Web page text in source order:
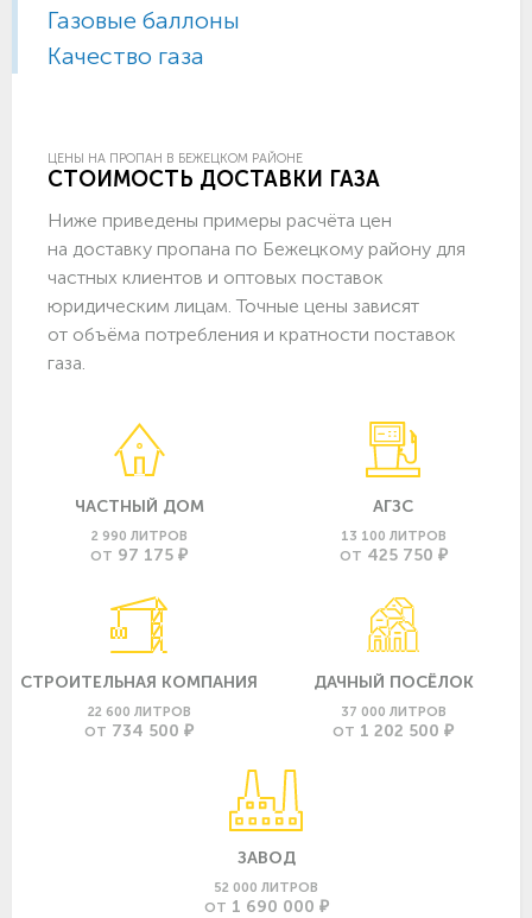
Газовые баллоны
Качество газа
ЦЕНЫ НА ПРОПАН В БЕЖЕЦКОМ РАЙОНЕ
СТОИМОСТЬ ДОСТАВКИ ГАЗА
Ниже приведены примеры расчёта цен
на доставку пропана по Бежецкому району для
частных клиентов и оптовых поставок
юридическим лицам. Точные цены зависят
от объёма потребления и кратности поставок
газа.
ЧАСТНЫЙ ДОМ
2 990 ЛИТРОВ
ОТ 97 175 ₽
АГЗС
13 100 ЛИТРОВ
ОТ 425 750 ₽
СТРОИТЕЛЬНАЯ КОМПАНИЯ
22 600 ЛИТРОВ
ОТ 734 500 ₽
ДАЧНЫЙ ПОСЁЛОК
37 000 ЛИТРОВ
ОТ 1 202 500 ₽
ЗАВОД
52 000 ЛИТРОВ
ОТ 1 690 000 ₽